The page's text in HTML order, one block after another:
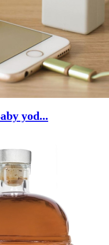
yod...